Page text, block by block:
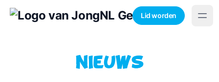
Lid worden
Nieuws